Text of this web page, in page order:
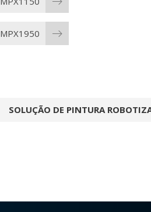
MPX1950
SOLUÇÃO DE PINTURA